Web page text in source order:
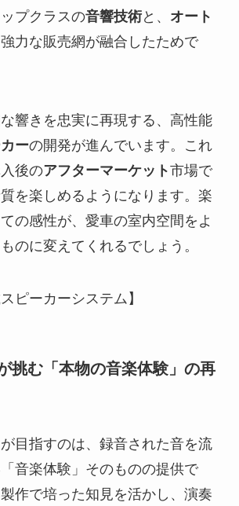
プクラスの音響技術と、 オート
力な販売網が融合したためで
響きを忠実に再現する、高性能
ーの開発が進んでいます。これ
後のアフターマーケット市場で
を楽しめるようになります。楽
の感性が、愛車の室内空間をよ
のに変えてくれるでしょう。
ピーカーシステム】
挑む「本物の音楽体験」の再
目指すのは、録音された音を流
音楽体験」そのものの提供で
作で培った知見を活かし、演奏